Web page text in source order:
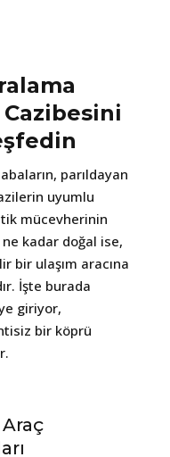
parıldayan
uyumlu
mücevherinin
kadar doğal ise,
bir ulaşım aracına
İşte burada
giriyor,
bir köprü